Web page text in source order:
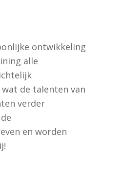
ontwikkeling
alle
de talenten van
verder
en worden